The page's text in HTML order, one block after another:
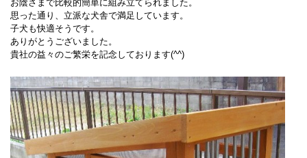
お陰さまで比較的簡単に組み立てられました。
思った通り、立派な犬舎で満足しています。
子犬も快適そうです。
ありがとうございました。
貴社の益々のご繁栄を記念しております(^^)